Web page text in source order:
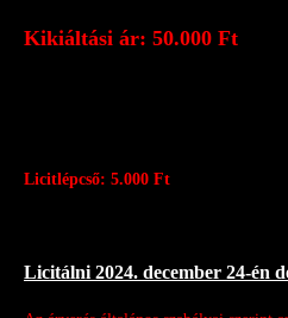
Kikiáltási ár: 50.000 Ft
Licitlépcső: 5.000 Ft
Licitálni 2024. december 24-én